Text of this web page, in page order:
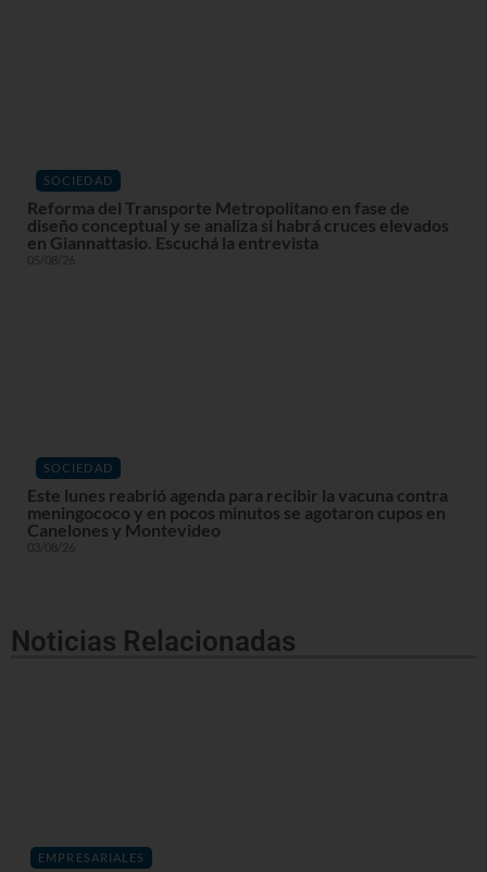
SOCIEDAD
Reforma del Transporte Metropolitano en fase de
diseño conceptual y se analiza si habrá cruces elevados
en Giannattasio. Escuchá la entrevista
05/08/26
SOCIEDAD
Este lunes reabrió agenda para recibir la vacuna contra
meningococo y en pocos minutos se agotaron cupos en
Canelones y Montevideo
03/08/26
Noticias Relacionadas
EMPRESARIALES